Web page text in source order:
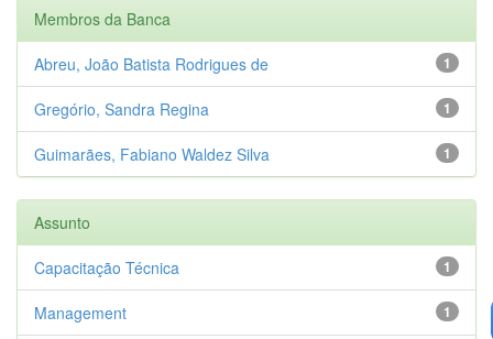
Membros da Banca
1
Abreu, João Batista Rodrigues de
1
Gregório, Sandra Regina
1
Guimarães, Fabiano Waldez Silva
Assunto
1
Capacitação Técnica
1
Management